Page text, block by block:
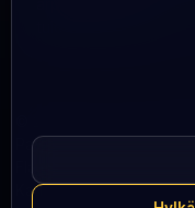
Palveluntarjoaja:
Flat / Office M1, 1065
Kaupparekisteri